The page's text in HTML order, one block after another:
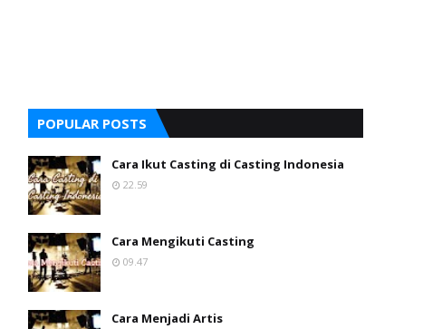
POPULAR POSTS
Cara Ikut Casting di Casting Indonesia
22.59
Cara Mengikuti Casting
09.47
Cara Menjadi Artis